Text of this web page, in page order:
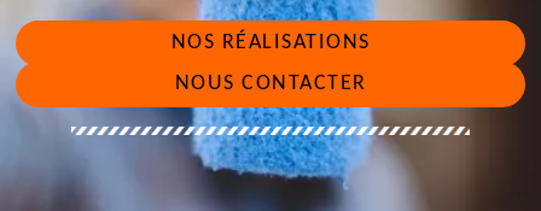
NOS RÉALISATIONS
NOUS CONTACTER